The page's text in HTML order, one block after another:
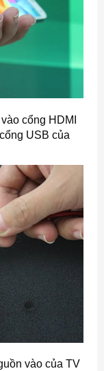
cổng HDMI
USB của
vào của TV